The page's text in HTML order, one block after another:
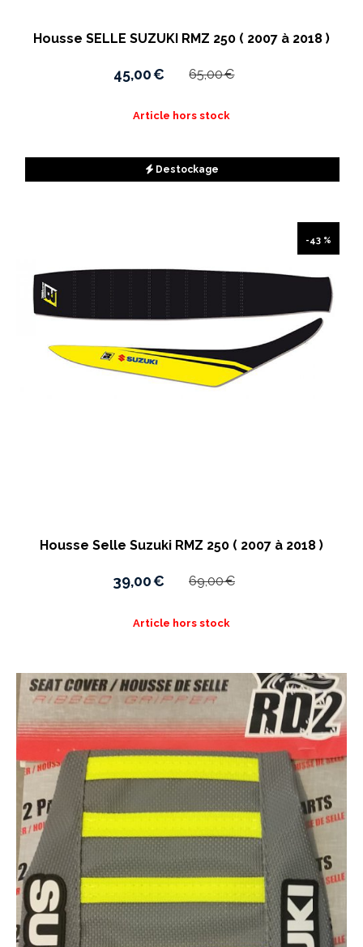
Housse SELLE SUZUKI RMZ 250 ( 2007 à 2018 )
45,00€ 65,00€
Article hors stock
Destockage
-43 %
Housse Selle Suzuki RMZ 250 ( 2007 à 2018 )
39,00€ 69,00€
Article hors stock